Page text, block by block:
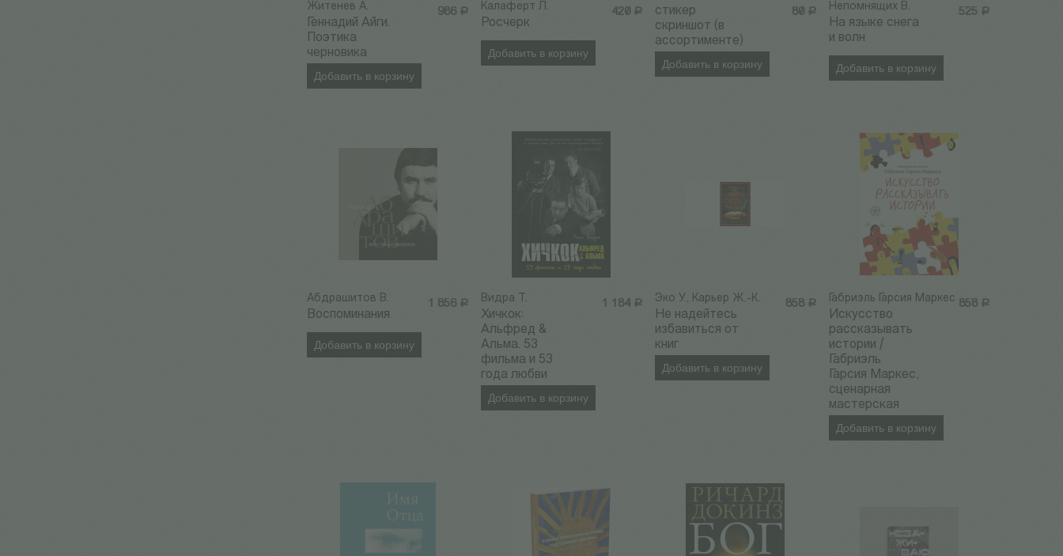
986 Р
Житенев А.
Геннадий Айги.
Поэтика
черновика
Добавить в корзину
420 Р
Калаферт Л.
Росчерк
Добавить в корзину
80 Р
cтикер
скриншот (в
ассортименте)
Добавить в корзину
525 Р
Непомнящих В.
На языке снега
и волн
Добавить в корзину
1 856 Р
Абдрашитов В.
Воспоминания
Добавить в корзину
1 184 Р
Видра Т.
Хичкок:
Альфред &
Альма. 53
фильма и 53
года любви
Добавить в корзину
858 Р
Эко У., Карьер Ж.-К.
Не надейтесь
избавиться от
книг
Добавить в корзину
858 Р
Габриэль Гарсия Маркес
Искусство
рассказывать
истории /
Габриэль
Гарсия Маркес,
сценарная
мастерская
Добавить в корзину